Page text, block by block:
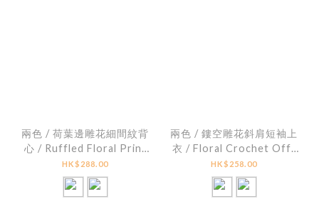
兩色 / 荷葉邊雕花細間紋背
心 / Ruffled Floral Print
Striped Peplum Top
HK$288.00
兩色 / 鏤空雕花斜肩短袖上
衣 / Floral Crochet Off-
Shoulder Knit Top
HK$258.00